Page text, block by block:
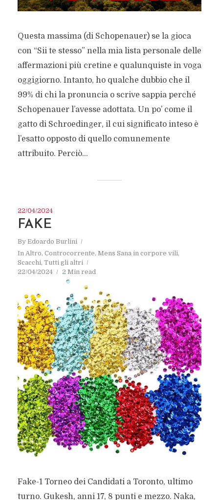
Questa massima (di Schopenauer) se la gioca
con “Sii te stesso” nella mia lista personale delle
affermazioni più cretine e qualunquiste in voga
oggigiorno. Intanto, ho qualche dubbio che il
99% di chi la pronuncia o scrive sappia perché
Schopenauer l’avesse adottata. Un po’ come il
gatto di Schroedinger, il cui significato inteso è
l’esatto opposto di quello comunemente
attribuito. Perciò...
22/04/2024
FAKE
By Edoardo Burlini
In Altro, Controcorrente, Mens Sana in corpore vili,
Scacchi, Tutti gli altri
22/04/2024
2 Min read
Fake-1 Torneo dei Candidati a Toronto, ultimo
turno. Gukesh, anni 17, 8 punti e mezzo. Naka,